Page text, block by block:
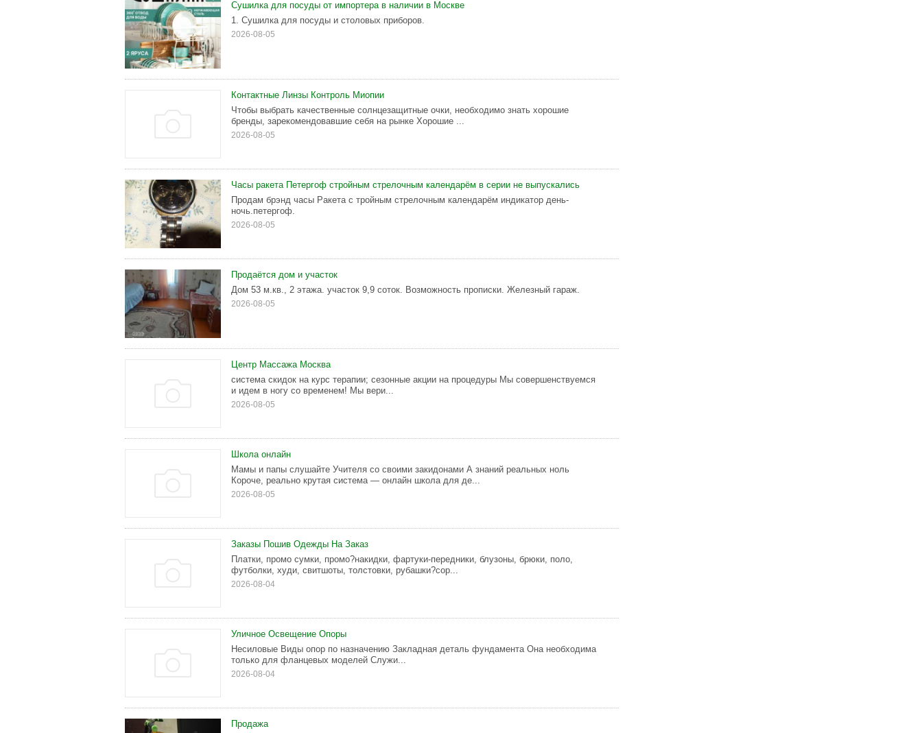
Сушилка для посуды от импортера в наличии в Москве
1. Сушилка для посуды и столовых приборов.
2026-08-05
Контактные Линзы Контроль Миопии
Чтобы выбрать качественные солнцезащитные очки, необходимо знать хорошие
бренды, зарекомендовавшие себя на рынке Хорошие ...
2026-08-05
Часы ракета Петергоф стройным стрелочным календарём в серии не выпускались
Продам брэнд часы Ракета с тройным стрелочным календарём индикатор день-
ночь.петергоф.
2026-08-05
Продаётся дом и участок
Дом 53 м.кв., 2 этажа. участок 9,9 соток. Возможность прописки. Железный гараж.
2026-08-05
Центр Массажа Москва
система скидок на курс терапии; сезонные акции на процедуры Мы совершенствуемся
и идем в ногу со временем! Мы вери...
2026-08-05
Школа онлайн
Мамы и папы слушайте Учителя со своими закидонами А знаний реальных ноль
Короче, реально крутая система — онлайн школа для де...
2026-08-05
Заказы Пошив Одежды На Заказ
Платки, промо сумки, промо?накидки, фартуки-передники, блузоны, брюки, поло,
футболки, худи, свитшоты, толстовки, рубашки?сор...
2026-08-04
Уличное Освещение Опоры
Несиловые Виды опор по назначению Закладная деталь фундамента Она необходима
только для фланцевых моделей Служи...
2026-08-04
Продажа